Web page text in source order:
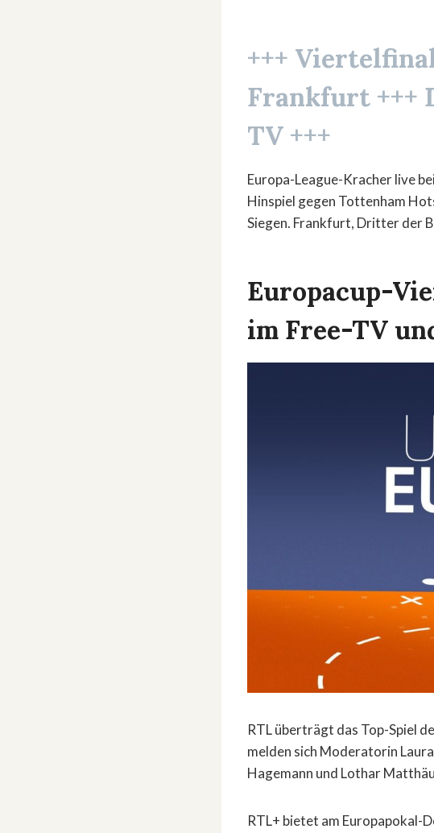
+++
Frankfurt +++
TV +++
Europa-League-Kracher live
Hinspiel gegen Tottenham
Siegen. Frankfurt, Dritter der
Europacup-
im Free-TV
RTL überträgt das Top-Spiel
melden sich Moderatorin
Hagemann und Lothar
RTL+ bietet am Europapokal-